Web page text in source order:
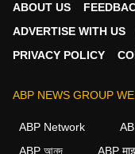
Smart Plug
लगाया जाता है. इसके
इसमें प्लग करके
कर सकते हैं.
ABOUT US
ADVERTISE WITH US
PRIVACY POLICY
ABP NEWS GROUP
ABP Network
ABP আনন্দ
ABP